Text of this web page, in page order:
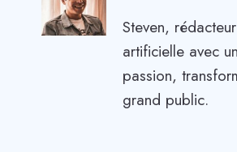
Steven,
artificielle avec
passion,
grand public.